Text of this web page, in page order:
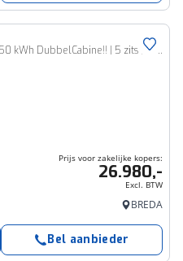
ë-Berlingo 136 PK Flex Crewcab L2 50 kWh DubbelCabine!! | 5 zits | 100% Elektrisch! | Grijs Kenteken | Navigatie |
Prijs voor zakelijke kopers:
26.980,-
Excl. BTW
BREDA
Bel aanbieder